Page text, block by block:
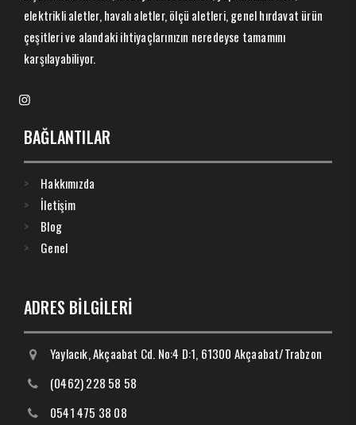
elektrikli aletler, havalı aletler, ölçü aletleri, genel hırdavat ürün
çeşitleri ve alandaki ihtiyaçlarınızın neredeyse tamamını
karşılayabiliyor.
BAĞLANTILAR
Hakkımızda
İletişim
Blog
Genel
ADRES BİLGİLERİ
Yaylacık, Akçaabat Cd. No:4 D:1, 61300 Akçaabat/Trabzon
(0462) 228 58 58
0541 475 38 08